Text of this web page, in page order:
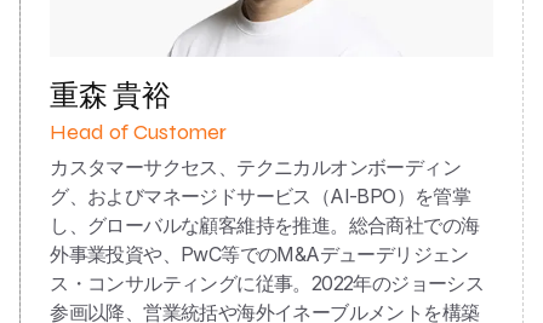
重森 貴裕
Head of Customer
カスタマーサクセス、テクニカルオンボーディン
グ、およびマネージドサービス（AI-BPO）を管掌
し、グローバルな顧客維持を推進。総合商社での海
外事業投資や、PwC等でのM&Aデューデリジェン
ス・コンサルティングに従事。2022年のジョーシス
参画以降、営業統括や海外イネーブルメントを構築